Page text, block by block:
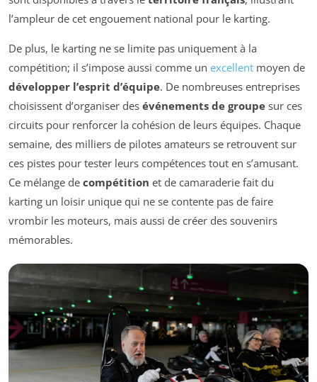
l’ampleur de cet engouement national pour le karting.
De plus, le karting ne se limite pas uniquement à la
compétition; il s’impose aussi comme un excellent moyen de
développer l’esprit d’équipe. De nombreuses entreprises
choisissent d’organiser des événements de groupe sur ces
circuits pour renforcer la cohésion de leurs équipes. Chaque
semaine, des milliers de pilotes amateurs se retrouvent sur
ces pistes pour tester leurs compétences tout en s’amusant.
Ce mélange de compétition et de camaraderie fait du
karting un loisir unique qui ne se contente pas de faire
vrombir les moteurs, mais aussi de créer des souvenirs
mémorables.